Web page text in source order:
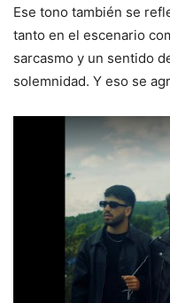
Ese tono también se
tanto en el escenario
sarcasmo y un sentido
solemnidad. Y eso se